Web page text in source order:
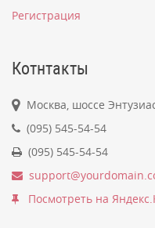
Регистрация
Котнтакты
Москва, шоссе
(095) 545-54-54
(095) 545-54-54
Посмотреть на